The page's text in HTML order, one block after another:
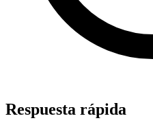
Respuesta rápida